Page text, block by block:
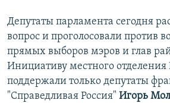
Депутаты парламента сегодня
вопрос и проголосовали против
прямых выборов мэров и глав
Инициативу местного
поддержали только депутаты
"Справедливая Россия" Игорь